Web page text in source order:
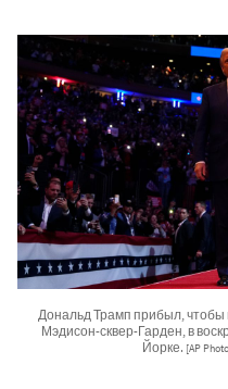
Дональд Трамп прибыл, чтобы
Мэдисон-сквер-Гарден, в
Йорке. [AP